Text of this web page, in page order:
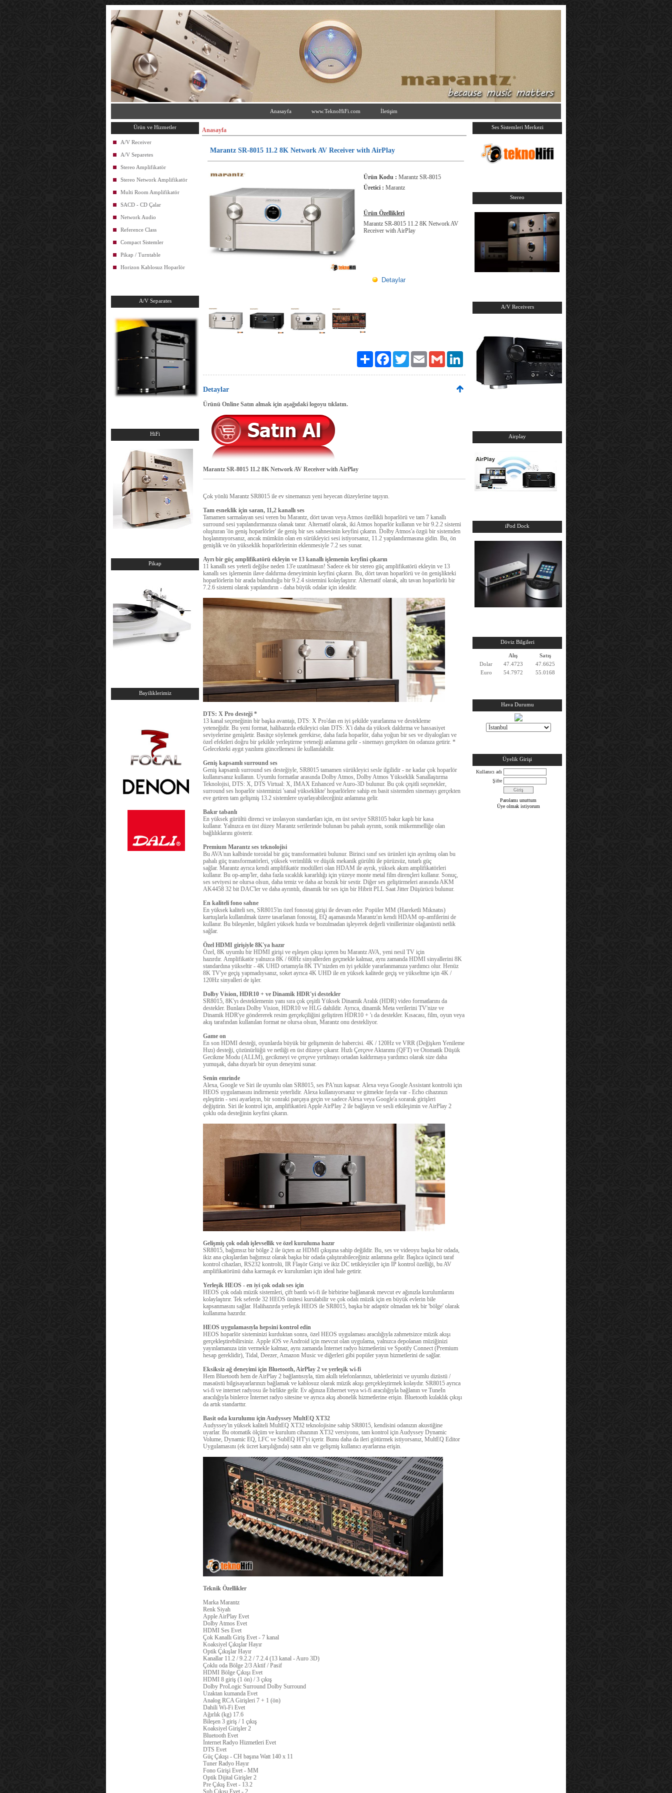
Anasayfa www.TeknoHiFi.com İletişim
Ürün ve Hizmetler
A/V Receiver
A/V Separetes
Stereo Amplifikatör
Stereo Network Amplifikatör
Multi Room Amplifikatör
SACD - CD Çalar
Network Audio
Reference Class
Compact Sistemler
Pikap / Turntable
Horizon Kablosuz Hoparlör
A/V Separates
HiFi
Pikap
Bayiliklerimiz
Anasayfa
Marantz SR-8015 11.2 8K Network AV Receiver with AirPlay
Ürün Kodu : Marantz SR-8015
Üretici : Marantz
Ürün Özellikleri
Marantz SR-8015 11.2 8K Network AV
Receiver with AirPlay
Detaylar
Paylaş FacebookTwitter Email Gmail
Detaylar
Ürünü Online Satın almak için aşağıdaki logoyu tıklatın.
Marantz SR-8015 11.2 8K Network AV Receiver with AirPlay
Çok yönlü Marantz SR8015 ile ev sinemanızı yeni heyecan düzeylerine taşıyın.
Tam esneklik için saran, 11,2 kanallı ses
Tamamen sarmalayan sesi veren bu Marantz, dört tavan veya Atmos özellikli hoparlörü ve tam 7 kanallı
surround sesi yapılandırmanıza olanak tanır. Alternatif olarak, iki Atmos hoparlör kullanın ve bir 9.2.2 sistemi
oluşturan 'ön geniş hoparlörler' ile geniş bir ses sahnesinin keyfini çıkarın. Dolby Atmos'a özgü bir sistemden
hoşlanmıyorsanız, ancak mümkün olan en sürükleyici sesi istiyorsanız, 11.2 yapılandırmasına gidin. Bu, ön
genişlik ve ön yükseklik hoparlörlerinin eklenmesiyle 7.2 ses sunar.
Ayrı bir güç amplifikatörü ekleyin ve 13 kanallı işlemenin keyfini çıkarın
11 kanallı ses yeterli değilse neden 13'e uzatılmasın! Sadece ek bir stereo güç amplifikatörü ekleyin ve 13
kanallı ses işlemenin ilave daldırma deneyiminin keyfini çıkarın. Bu, dört tavan hoparlörü ve ön genişlikteki
hoparlörlerin bir arada bulunduğu bir 9.2.4 sistemini kolaylaştırır. Alternatif olarak, altı tavan hoparlörlü bir
7.2.6 sistemi olarak yapılandırın - daha büyük odalar için idealdir.
DTS: X Pro desteği *
13 kanal seçeneğinin bir başka avantajı, DTS: X Pro'dan en iyi şekilde yararlanma ve destekleme
yeteneğidir. Bu yeni format, halihazırda etkileyici olan DTS: X'i daha da yüksek daldırma ve hassasiyet
seviyelerine genişletir. Basitçe söylemek gerekirse, daha fazla hoparlör, daha yoğun bir ses ve diyalogları ve
özel efektleri doğru bir şekilde yerleştirme yeteneği anlamına gelir - sinemayı gerçekten ön odanıza getirir. *
Gelecekteki aygıt yazılımı güncellemesi ile kullanılabilir.
Geniş kapsamlı surround ses
Geniş kapsamlı surround ses desteğiyle, SR8015 tamamen sürükleyici sesle ilgilidir - ne kadar çok hoparlör
kullanırsanız kullanın. Uyumlu formatlar arasında Dolby Atmos, Dolby Atmos Yükseklik Sanallaştırma
Teknolojisi, DTS: X, DTS Virtual: X, IMAX Enhanced ve Auro-3D bulunur. Bu çok çeşitli seçenekler,
surround ses hoparlör sisteminizi 'sanal yükseklikte' hoparlörlere sahip en basit sistemden sinemayı gerçekten
eve getiren tam gelişmiş 13.2 sistemlere uyarlayabileceğiniz anlamına gelir.
Bakır tabanlı
En yüksek gürültü direnci ve izolasyon standartları için, en üst seviye SR8105 bakır kaplı bir kasa
kullanır. Yalnızca en üst düzey Marantz serilerinde bulunan bu pahalı ayrıntı, sonik mükemmelliğe olan
bağlılıklarını gösterir.
Premium Marantz ses teknolojisi
Bu AVA'nın kalbinde toroidal bir güç transformatörü bulunur. Birinci sınıf ses ürünleri için ayrılmış olan bu
pahalı güç transformatörleri, yüksek verimlilik ve düşük mekanik gürültü ile pürüzsüz, tutarlı güç
sağlar. Marantz ayrıca kendi amplifikatör modülleri olan HDAM ile ayrık, yüksek akım amplifikatörleri
kullanır. Bu op-amp'ler, daha fazla sıcaklık kararlılığı için yüzeye monte metal film dirençleri kullanır. Sonuç,
ses seviyesi ne olursa olsun, daha temiz ve daha az bozuk bir sestir. Diğer ses geliştirmeleri arasında AKM
AK4458 32 bit DAC'ler ve daha ayrıntılı, dinamik bir ses için bir Hibrit PLL Saat Jitter Düşürücü bulunur.
En kaliteli fono sahne
En yüksek kaliteli ses, SR8015'in özel fonostaj girişi ile devam eder. Popüler MM (Hareketli Mıknatıs)
kartuşlarla kullanılmak üzere tasarlanan fonostaj, EQ aşamasında Marantz'ın kendi HDAM op-amfilerini de
kullanır. Bu bileşenler, bilgileri yüksek hızda ve bozulmadan işleyerek değerli vinillerinize olağanüstü netlik
sağlar.
Özel HDMI girişiyle 8K'ya hazır
Özel, 8K uyumlu bir HDMI girişi ve eşleşen çıkışı içeren bu Marantz AVA, yeni nesil TV için
hazırdır. Amplifikatör yalnızca 8K / 60Hz sinyallerden geçmekle kalmaz, aynı zamanda HDMI sinyallerini 8K
standardına yükseltir - 4K UHD ortamıyla 8K TV'nizden en iyi şekilde yararlanmanıza yardımcı olur. Henüz
8K TV'ye geçiş yapmadıysanız, soket ayrıca 4K UHD ile en yüksek kalitede geçiş ve yükseltme için 4K /
120Hz sinyalleri de işler.
Dolby Vision, HDR10 + ve Dinamik HDR'yi destekler
SR8015, 8K'yı desteklemenin yanı sıra çok çeşitli Yüksek Dinamik Aralık (HDR) video formatlarını da
destekler. Bunlara Dolby Vision, HDR10 ve HLG dahildir. Ayrıca, dinamik Meta verilerini TV'nize ve
Dinamik HDR'ye göndererek resim gerçekçiliğini geliştiren HDR10 + 'ı da destekler. Kısacası, film, oyun veya
akış tarafından kullanılan format ne olursa olsun, Marantz onu destekliyor.
Game on
En son HDMI desteği, oyunlarda büyük bir gelişmenin de habercisi. 4K / 120Hz ve VRR (Değişken Yenileme
Hızı) desteği, çözünürlüğü ve netliği en üst düzeye çıkarır. Hızlı Çerçeve Aktarımı (QFT) ve Otomatik Düşük
Gecikme Modu (ALLM), gecikmeyi ve çerçeve yırtılmayı ortadan kaldırmaya yardımcı olarak size daha
yumuşak, daha duyarlı bir oyun deneyimi sunar.
Senin emrinde
Alexa, Google ve Siri ile uyumlu olan SR8015, ses PA'nızı kapsar. Alexa veya Google Assistant kontrolü için
HEOS uygulamasını indirmeniz yeterlidir. Alexa kullanıyorsanız ve gitmekte fayda var - Echo cihazınızı
eşleştirin - sesi ayarlayın, bir sonraki parçaya geçin ve sadece Alexa veya Google'a sorarak girişleri
değiştirin. Siri ile kontrol için, amplifikatörü Apple AirPlay 2 ile bağlayın ve sesli etkileşimin ve AirPlay 2
çoklu oda desteğinin keyfini çıkarın.
Gelişmiş çok odalı işlevsellik ve özel kuruluma hazır
SR8015, bağımsız bir bölge 2 ile üçten az HDMI çıkışına sahip değildir. Bu, ses ve videoyu başka bir odada,
ikiz ana çıkışlardan bağımsız olarak başka bir odada çalıştırabileceğiniz anlamına gelir. Başlıca üçüncü taraf
kontrol cihazları, RS232 kontrolü, IR Flaşör Girişi ve ikiz DC tetikleyiciler için IP kontrol özelliği, bu AV
amplifikatörünü daha karmaşık ev kurulumları için ideal hale getirir.
Yerleşik HEOS - en iyi çok odalı ses için
HEOS çok odalı müzik sistemleri, çift bantlı wi-fi ile birbirine bağlanarak mevcut ev ağınızla kurulumlarını
kolaylaştırır. Tek seferde 32 HEOS ünitesi kurulabilir ve çok odalı müzik için en büyük evlerin bile
kapsanmasını sağlar. Halihazırda yerleşik HEOS ile SR8015, başka bir adaptör olmadan tek bir 'bölge' olarak
kullanıma hazırdır.
HEOS uygulamasıyla hepsini kontrol edin
HEOS hoparlör sisteminizi kurduktan sonra, özel HEOS uygulaması aracılığıyla zahmetsizce müzik akışı
gerçekleştirebilirsiniz. Apple iOS ve Android için mevcut olan uygulama, yalnızca depolanan müziğinizi
yayınlamanıza izin vermekle kalmaz, aynı zamanda İnternet radyo hizmetlerini ve Spotify Connect (Premium
hesap gereklidir), Tidal, Deezer, Amazon Music ve diğerleri gibi popüler yayın hizmetlerini de sağlar.
Eksiksiz ağ deneyimi için Bluetooth, AirPlay 2 ve yerleşik wi-fi
Hem Bluetooth hem de AirPlay 2 bağlantısıyla, tüm akıllı telefonlarınızı, tabletlerinizi ve uyumlu dizüstü /
masaüstü bilgisayarlarınızı bağlamak ve kablosuz olarak müzik akışı gerçekleştirmek kolaydır. SR8015 ayrıca
wi-fi ve internet radyosu ile birlikte gelir. Ev ağınıza Ethernet veya wi-fi aracılığıyla bağlanın ve TuneIn
aracılığıyla binlerce İnternet radyo sitesine ve ayrıca akış abonelik hizmetlerine erişin. Bluetooth kulaklık çıkışı
da artık standarttır.
Basit oda kurulumu için Audyssey MultEQ XT32
Audyssey'in yüksek kaliteli MultEQ XT32 teknolojisine sahip SR8015, kendisini odanızın akustiğine
uyarlar. Bu otomatik ölçüm ve kurulum cihazının XT32 versiyonu, tam kontrol için Audyssey Dynamic
Volume, Dynamic EQ, LFC ve SubEQ HT'yi içerir. Bunu daha da ileri götürmek istiyorsanız, MultEQ Editor
Uygulamasını (ek ücret karşılığında) satın alın ve gelişmiş kullanıcı ayarlarına erişin.
Teknik Özellikler
Marka Marantz
Renk Siyah
Apple AirPlay Evet
Dolby Atmos Evet
HDMI Ses Evet
Çok Kanallı Giriş Evet - 7 kanal
Koaksiyel Çıkışlar Hayır
Optik Çıkışlar Hayır
Kanallar 11.2 / 9.2.2 / 7.2.4 (13 kanal - Auro 3D)
Çoklu oda Bölge 2/3 Aktif / Pasif
HDMI Bölge Çıkışı Evet
HDMI 8 giriş (1 ön) / 3 çıkış
Dolby ProLogic Surround Dolby Surround
Uzaktan kumanda Evet
Analog RCA Girişleri 7 + 1 (ön)
Dahili Wi-Fi Evet
Ağırlık (kg) 17.6
Bileşen 3 giriş / 1 çıkış
Koaksiyel Girişler 2
Bluetooth Evet
İnternet Radyo Hizmetleri Evet
DTS Evet
Güç Çıkışı - CH başına Watt 140 x 11
Tuner Radyo Hayır
Fono Girişi Evet - MM
Optik Dijital Girişler 2
Pre Çıkış Evet - 13.2
Sub Çıkışı Evet - 2
Ses Sistemleri Merkezi
Stereo
A/V Receivers
Airplay
iPod Dock
Döviz Bilgileri
Alış
Satış
Dolar
47.4723
47.6625
Euro
54.7972 55.0168
Hava Durumu
Üyelik Girişi
Kullanıcı adı
Şifre
Parolamı unuttum
Üye olmak istiyorum